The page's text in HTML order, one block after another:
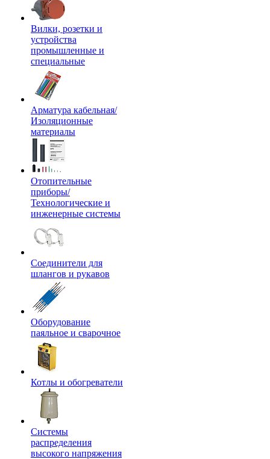
Вилки, розетки и
устройства
промышленные и
специальные
Арматура кабельная/
Изоляционные
материалы
Отопительные
приборы/
Технологические и
инженерные системы
Соединители для
шлангов и рукавов
Оборудование
паяльное и сварочное
Котлы и обогреватели
Системы
распределения
высокого напряжения